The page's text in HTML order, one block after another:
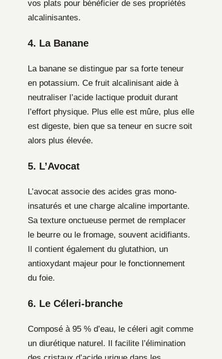
vos plats pour bénéficier de ses propriétés
alcalinisantes.
4. La Banane
La banane se distingue par sa forte teneur
en potassium. Ce fruit alcalinisant aide à
neutraliser l’acide lactique produit durant
l’effort physique. Plus elle est mûre, plus elle
est digeste, bien que sa teneur en sucre soit
alors plus élevée.
5. L’Avocat
L’avocat associe des acides gras mono-
insaturés et une charge alcaline importante.
Sa texture onctueuse permet de remplacer
le beurre ou le fromage, souvent acidifiants.
Il contient également du glutathion, un
antioxydant majeur pour le fonctionnement
du foie.
6. Le Céleri-branche
Composé à 95 % d’eau, le céleri agit comme
un diurétique naturel. Il facilite l’élimination